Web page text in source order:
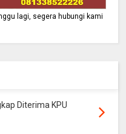
lagi, segera hubungi kami
Diterima KPU